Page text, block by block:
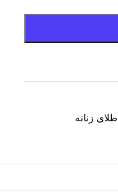
طلای زنانه